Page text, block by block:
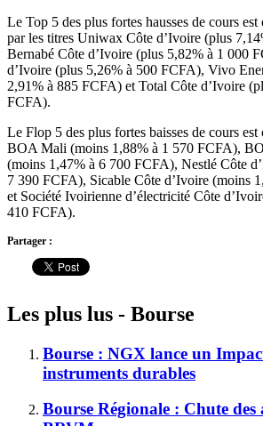
Le Top 5 des plus fortes hausses de cours
par les titres Uniwax Côte d’Ivoire (plus
Bernabé Côte d’Ivoire (plus 5,82% à 1 000
d’Ivoire (plus 5,26% à 500 FCFA), Vivo
2,91% à 885 FCFA) et Total Côte d’Ivoire
FCFA).
Le Flop 5 des plus fortes baisses de cours est
BOA Mali (moins 1,88% à 1 570 FCFA),
(moins 1,47% à 6 700 FCFA), Nestlé Côte
7 390 FCFA), Sicable Côte d’Ivoire (moins
et Société Ivoirienne d’électricité Côte
410 FCFA).
Partager :
Les plus lus - Bourse
Bourse : NGX lance un
instruments durables
Bourse Régionale : Chute des